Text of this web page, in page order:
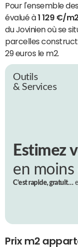
Pour l'ensemble
évalué à1 129 €/m2
du Jovinien où se
parcelles
29 euros le m2.
Outils
& Services
Estimez
en moins
C’est rapide, gratuit…
Prix m2